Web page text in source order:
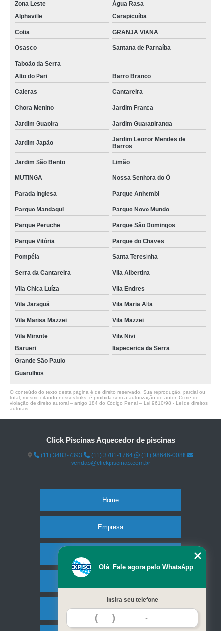
Zona Leste
Água Rasa
Alphaville
Carapicuíba
Cotia GRANJA VIANA
Osasco Santana de Parnaíba
Taboão da Serra
Alto do Pari
Barro Branco
Caieras Cantareira
Chora Menino Jardim Franca
Jardim Guapira Jardim Guarapiranga
Jardim Japão
Jardim Leonor Mendes de
Barros
Jardim São Bento Limão
MUTINGA Nossa Senhora do Ó
Parada Inglesa Parque Anhembi
Parque Mandaqui Parque Novo Mundo
Parque Peruche Parque São Domingos
Parque Vitória Parque do Chaves
Pompéia Santa Teresinha
Serra da Cantareira Vila Albertina
Vila Chica Luíza Vila Endres
Vila Jaraguá Vila Maria Alta
Vila Marisa Mazzei Vila Mazzei
Vila Mirante
Vila Nivi
Barueri
Itapecerica da Serra
Grande São Paulo
Guarulhos
O conteúdo do texto desta página é de direito reservado. Sua reprodução, parcial ou
total, mesmo citando nossos links, é proibida sem a autorização do autor. Crime de
violação de direito autoral – artigo 184 do Código Penal – Lei 9610/98 - Lei de direitos
autorais
Click Piscinas Aquecedor de piscinas
(11) 3483-7393 (11) 3781-1764
(11) 98646-0088
vendas@clickpiscinas.com.br
Home
Empresa
Contato
Olá! Fale agora pelo WhatsApp
Insira seu telefone